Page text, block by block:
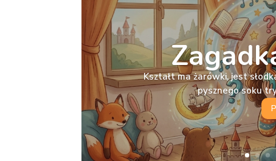
Kształt ma żarówki, jest
pysznego soku